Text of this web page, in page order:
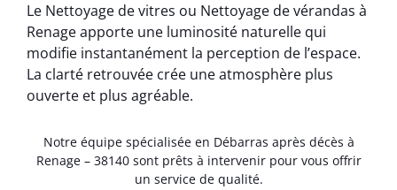
Le Nettoyage de vitres ou Nettoyage de vérandas à
Renage apporte une luminosité naturelle qui
modifie instantanément la perception de l’espace.
La clarté retrouvée crée une atmosphère plus
ouverte et plus agréable.
Notre équipe spécialisée en Débarras après décès à
Renage – 38140 sont prêts à intervenir pour vous offrir
un service de qualité.